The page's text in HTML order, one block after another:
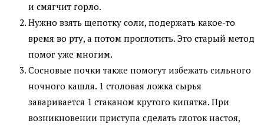
и смягчит горло.
Нужно взять щепотку соли, подержать какое-то
время во рту, а потом проглотить. Это старый метод
помог уже многим.
Сосновые почки также помогут избежать сильного
ночного кашля. 1 столовая ложка сырья
заваривается 1 стаканом крутого кипятка. При
возникновении приступа сделать глоток настоя,